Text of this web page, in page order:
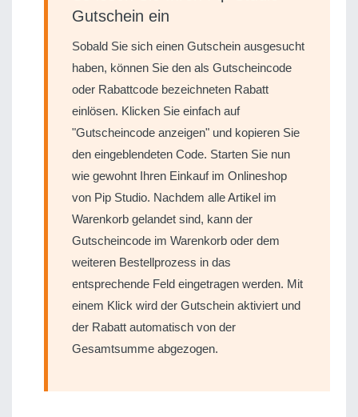
Gutschein ein
Sobald Sie sich einen Gutschein ausgesucht
haben, können Sie den als Gutscheincode
oder Rabattcode bezeichneten Rabatt
einlösen. Klicken Sie einfach auf
"Gutscheincode anzeigen" und kopieren Sie
den eingeblendeten Code. Starten Sie nun
wie gewohnt Ihren Einkauf im Onlineshop
von Pip Studio. Nachdem alle Artikel im
Warenkorb gelandet sind, kann der
Gutscheincode im Warenkorb oder dem
weiteren Bestellprozess in das
entsprechende Feld eingetragen werden. Mit
einem Klick wird der Gutschein aktiviert und
der Rabatt automatisch von der
Gesamtsumme abgezogen.